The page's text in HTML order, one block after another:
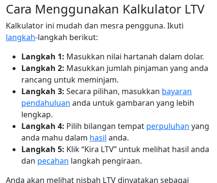
Cara Menggunakan Kalkulator LTV
Kalkulator ini mudah dan mesra pengguna. Ikuti
langkah-langkah berikut:
Langkah 1: Masukkan nilai hartanah dalam dolar.
Langkah 2: Masukkan jumlah pinjaman yang anda
rancang untuk meminjam.
Langkah 3: Secara pilihan, masukkan bayaran
pendahuluan anda untuk gambaran yang lebih
lengkap.
Langkah 4: Pilih bilangan tempat perpuluhan yang
anda mahu dalam hasil anda.
Langkah 5: Klik “Kira LTV” untuk melihat hasil anda
dan pecahan langkah pengiraan.
Anda akan melihat nisbah LTV dinyatakan sebagai